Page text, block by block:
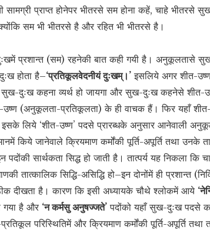
सामग्री प्राप्त होनेपर भीतरसे सम होना कहें, चाहे भीतरसे
क्योंकि सम भी भीतरसे है और रहित भी भीतरसे है।
प्रशान्त (सम) रहनेकी बात कही गयी है। अनुकूलतासे
होता है–‘प्रतिकूलवेदनीयं दुःखम्।’ इसलिये अगर शीत-
सुख-दुःख कहना व्यर्थ हो जायगा और सुख-दुःख कहनेसे शीत-
(अनुकूलता-प्रतिकूलता) के ही वाचक हैं। फिर यहाँ
इसके लिये ‘शीत-उष्ण’ पदसे प्रारब्धके अनुसार आनेवाली
किये जानेवाले क्रियमाण कर्मोंकी पूर्ति-अपूर्ति तथा उनके
पदोंकी सार्थकता सिद्ध हो जाती है। तात्पर्य यह निकला
तात्कालिक सिद्धि-असिद्धि हो–इन दोनोंमें ही प्रशान्त
दीखता है। कारण कि इसी अध्यायके चौथे श्लोकमें आये
गया है और ‘न कर्मसु अनुषज्जते’ पदोंको यहाँ सुख-दुःख पदसे
परिस्थितिमें और क्रियमाण कर्मोंकी पूर्ति-अपूर्ति तथा